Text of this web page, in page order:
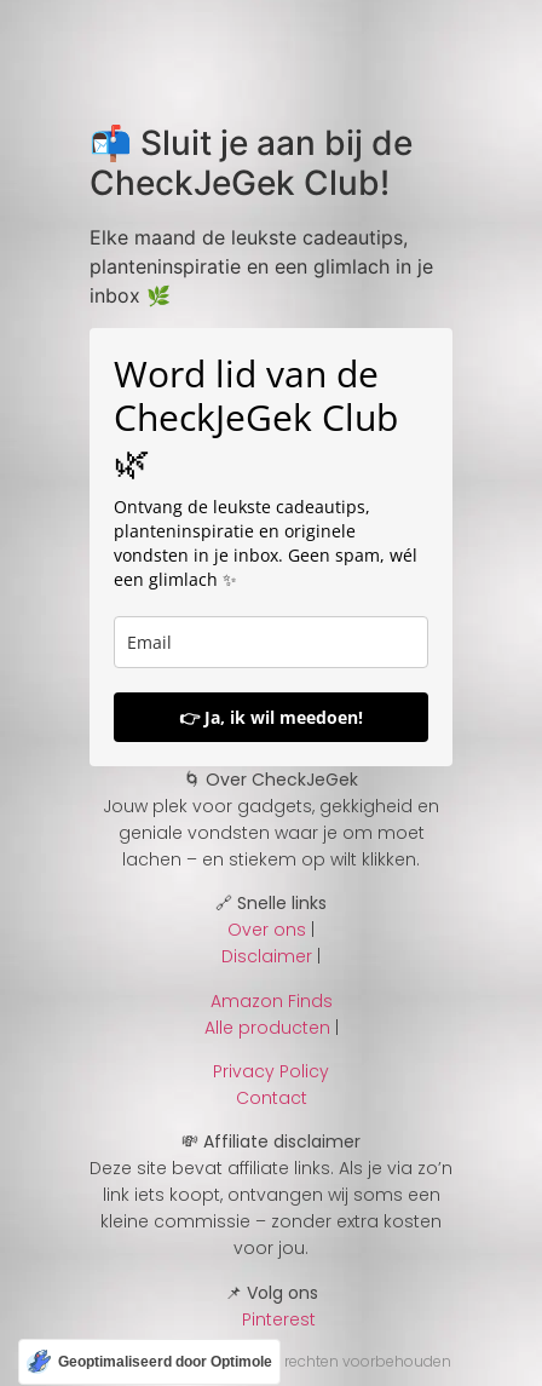
📬 Sluit je aan bij de
CheckJeGek Club!
Elke maand de leukste cadeautips,
planteninspiratie en een glimlach in je
inbox 🌿
Word lid van de
CheckJeGek Club
🌿
Ontvang de leukste cadeautips,
planteninspiratie en originele
vondsten in je inbox. Geen spam, wél
een glimlach ✨
👉 Ja, ik wil meedoen!
🌀 Over CheckJeGek
Jouw plek voor gadgets, gekkigheid en
geniale vondsten waar je om moet
lachen – en stiekem op wilt klikken.
🔗 Snelle links
Over ons
Disclaimer
Amazon Finds
Alle producten |
Privacy Policy
Contact
💸 Affiliate disclaimer
Deze site bevat affiliate links. Als je via zo’n
link iets koopt, ontvangen wij soms een
kleine commissie – zonder extra kosten
voor jou.
📌 Volg ons
Pinterest
© 2025 CheckJeGek – Alle rechten voorbehouden
Geoptimaliseerd door Optimole